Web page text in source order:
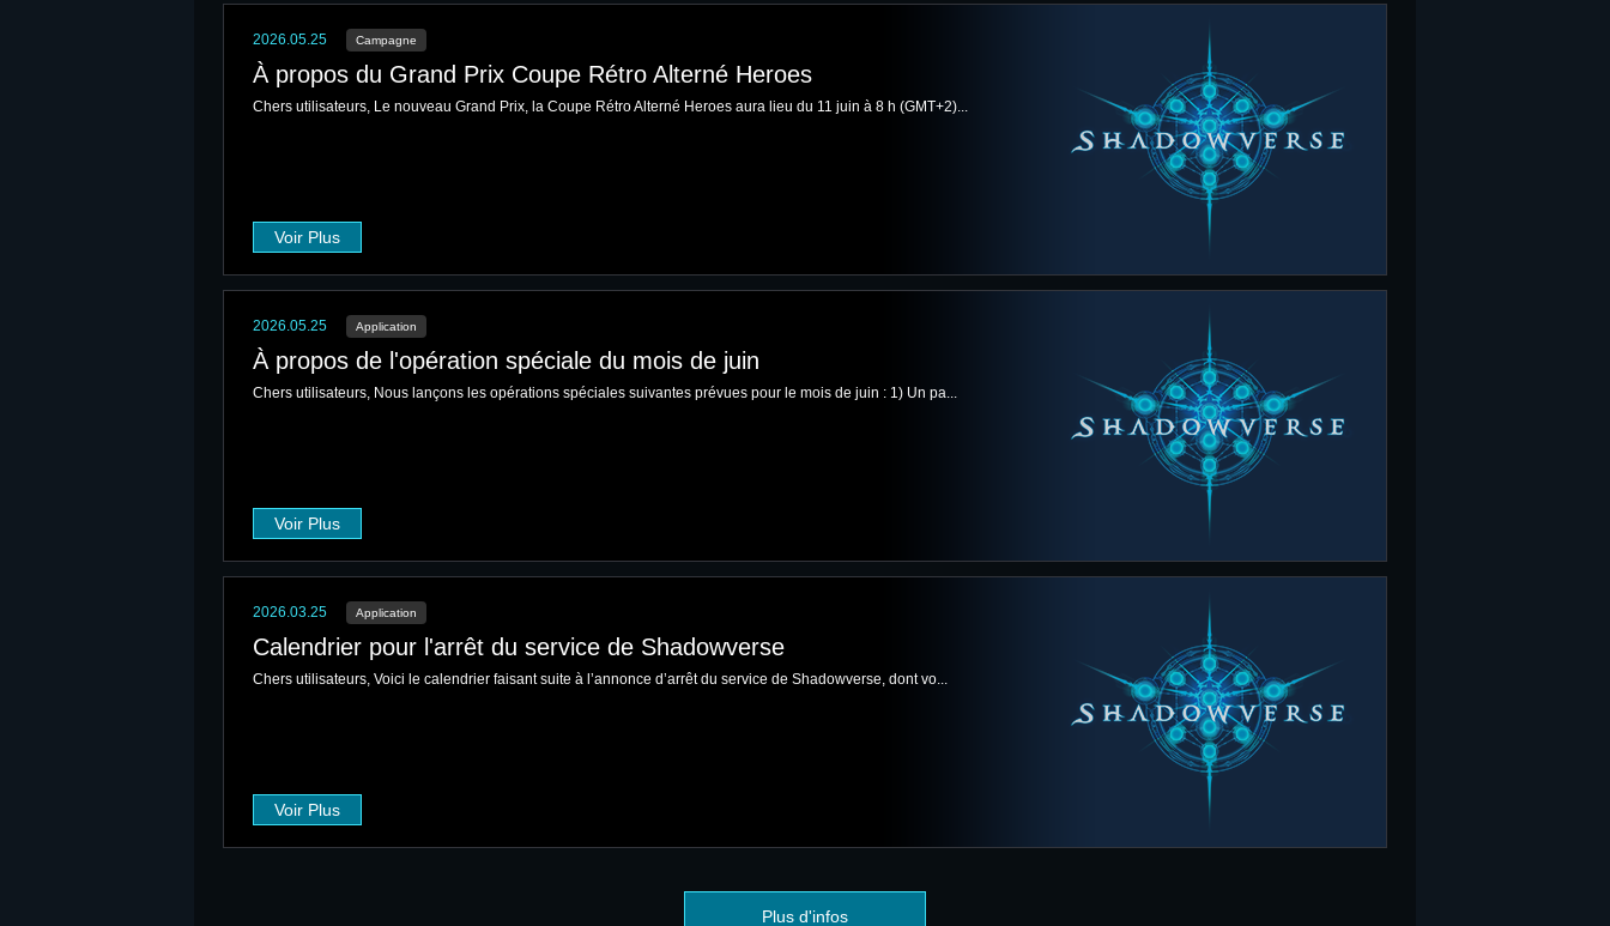
2026.05.25 Campagne
À propos du Grand Prix Coupe Rétro Alterné Heroes
Chers utilisateurs, Le nouveau Grand Prix, la Coupe Rétro Alterné Heroes aura lieu du 11 juin à 8 h (GMT+2)...
Voir Plus
2026.05.25 Application
À propos de l'opération spéciale du mois de juin
Chers utilisateurs, Nous lançons les opérations spéciales suivantes prévues pour le mois de juin : 1) Un pa...
Voir Plus
2026.03.25 Application
Calendrier pour l'arrêt du service de Shadowverse
Chers utilisateurs, Voici le calendrier faisant suite à l’annonce d’arrêt du service de Shadowverse, dont vo...
Voir Plus
Plus d'infos